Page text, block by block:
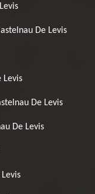
De Levis
Levis
De Levis
De Levis